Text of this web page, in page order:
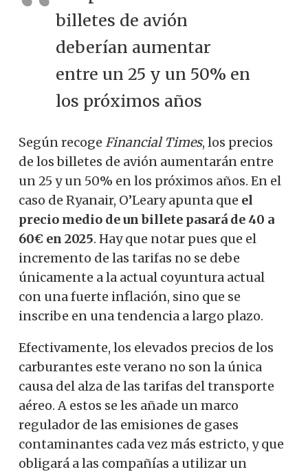
billetes de avión
deberían aumentar
entre un 25 y un 50% en
los próximos años
Según recoge Financial Times, los precios
de los billetes de avión aumentarán entre
un 25 y un 50% en los próximos años. En el
caso de Ryanair, O’Leary apunta que el
precio medio de un billete pasará de 40 a
60€ en 2025. Hay que notar pues que el
incremento de las tarifas no se debe
únicamente a la actual coyuntura actual
con una fuerte inflación, sino que se
inscribe en una tendencia a largo plazo.
Efectivamente, los elevados precios de los
carburantes este verano no son la única
causa del alza de las tarifas del transporte
aéreo. A estos se les añade un marco
regulador de las emisiones de gases
contaminantes cada vez más estricto, y que
obligará a las compañías a utilizar un